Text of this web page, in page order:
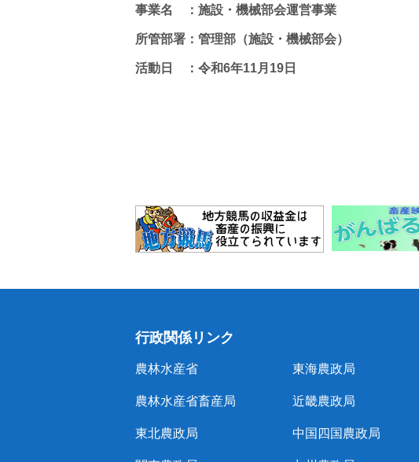
事業名 ：施設・機械部会運営事業
所管部署：管理部（施設・機械部会）
活動日 ：令和6年11月19日
行政関係リンク
農林水産省
農林水産省畜産局
東北農政局
東海農政局
近畿農政局
中国四国農政局